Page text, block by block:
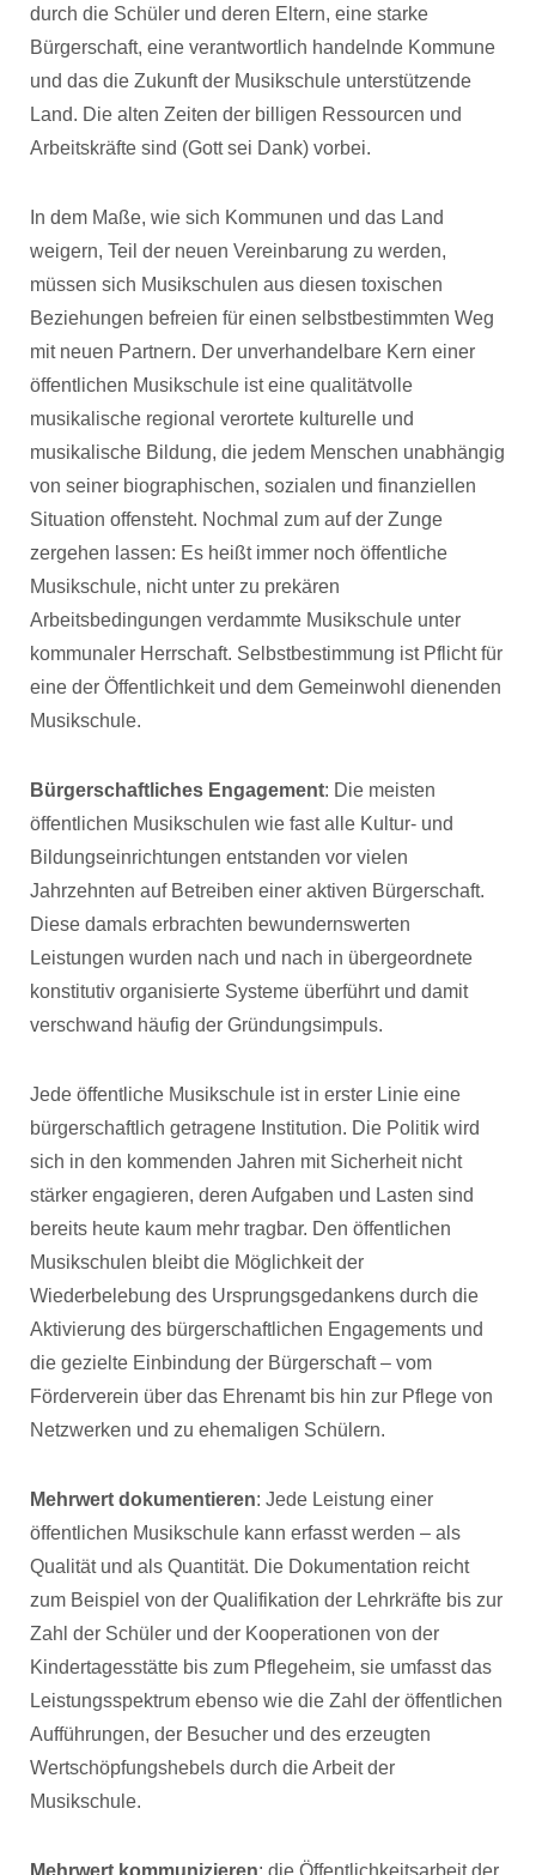
durch die Schüler und deren Eltern, eine starke
Bürgerschaft, eine verantwortlich handelnde Kommune
und das die Zukunft der Musikschule unterstützende
Land. Die alten Zeiten der billigen Ressourcen und
Arbeitskräfte sind (Gott sei Dank) vorbei.
In dem Maße, wie sich Kommunen und das Land
weigern, Teil der neuen Vereinbarung zu werden,
müssen sich Musikschulen aus diesen toxischen
Beziehungen befreien für einen selbstbestimmten Weg
mit neuen Partnern. Der unverhandelbare Kern einer
öffentlichen Musikschule ist eine qualitätvolle
musikalische regional verortete kulturelle und
musikalische Bildung, die jedem Menschen unabhängig
von seiner biographischen, sozialen und finanziellen
Situation offensteht. Nochmal zum auf der Zunge
zergehen lassen: Es heißt immer noch öffentliche
Musikschule, nicht unter zu prekären
Arbeitsbedingungen verdammte Musikschule unter
kommunaler Herrschaft. Selbstbestimmung ist Pflicht für
eine der Öffentlichkeit und dem Gemeinwohl dienenden
Musikschule.
Bürgerschaftliches Engagement: Die meisten
öffentlichen Musikschulen wie fast alle Kultur- und
Bildungseinrichtungen entstanden vor vielen
Jahrzehnten auf Betreiben einer aktiven Bürgerschaft.
Diese damals erbrachten bewundernswerten
Leistungen wurden nach und nach in übergeordnete
konstitutiv organisierte Systeme überführt und damit
verschwand häufig der Gründungsimpuls.
Jede öffentliche Musikschule ist in erster Linie eine
bürgerschaftlich getragene Institution. Die Politik wird
sich in den kommenden Jahren mit Sicherheit nicht
stärker engagieren, deren Aufgaben und Lasten sind
bereits heute kaum mehr tragbar. Den öffentlichen
Musikschulen bleibt die Möglichkeit der
Wiederbelebung des Ursprungsgedankens durch die
Aktivierung des bürgerschaftlichen Engagements und
die gezielte Einbindung der Bürgerschaft – vom
Förderverein über das Ehrenamt bis hin zur Pflege von
Netzwerken und zu ehemaligen Schülern.
Mehrwert dokumentieren: Jede Leistung einer
öffentlichen Musikschule kann erfasst werden – als
Qualität und als Quantität. Die Dokumentation reicht
zum Beispiel von der Qualifikation der Lehrkräfte bis zur
Zahl der Schüler und der Kooperationen von der
Kindertagesstätte bis zum Pflegeheim, sie umfasst das
Leistungsspektrum ebenso wie die Zahl der öffentlichen
Aufführungen, der Besucher und des erzeugten
Wertschöpfungshebels durch die Arbeit der
Musikschule.
Mehrwert kommunizieren: die Öffentlichkeitsarbeit der